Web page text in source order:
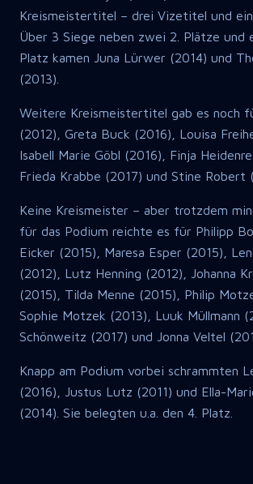
Kreismeistertitel – drei Vizetitel und
Über 3 Siege neben zwei 2. Plätze und
Platz kamen Juna Lürwer (2014) und
(2013).
Weitere Kreismeistertitel gab es noch
(2012), Greta Buck (2016), Louisa
Isabell Marie Göbl (2016), Finja
Frieda Krabbe (2017) und Stine Robert
Keine Kreismeister – aber trotzdem
für das Podium reichte es für Philipp
Eicker (2015), Maresa Esper (2015),
(2012), Lutz Henning (2012), Johanna
(2015), Tilda Menne (2015), Philip
Sophie Motzek (2013), Luuk Müllmann
Schönweitz (2017) und Jonna Veltel
Knapp am Podium vorbei schrammten
(2016), Justus Lutz (2011) und Ella-
(2014). Sie belegten u.a. den 4. Platz.